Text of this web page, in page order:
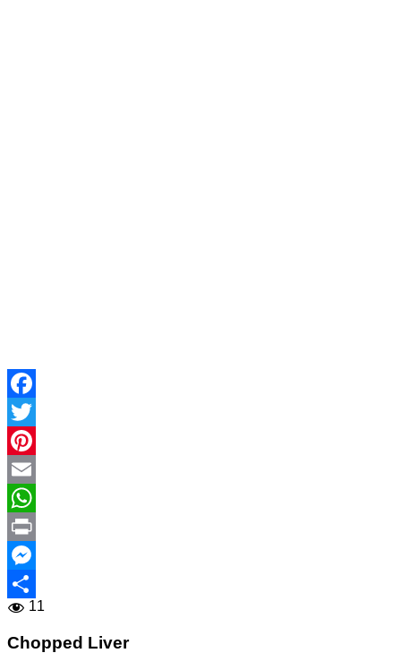
Facebook
Twitter
Pinterest
Email
WhatsApp
Print
Messenger
Teilen
11
Chopped Liver